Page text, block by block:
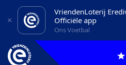
VriendenLoterij
Officiële app
Ons Voetbal